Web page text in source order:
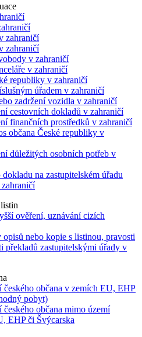
zahraničí
zahraničí
v zahraničí
v zahraničí
republiky v zahraničí
úřadem v zahraničí
zadržení vozidla v zahraničí
cestovních dokladů v zahraničí
finančních prostředků v zahraničí
občana České republiky v
důležitých osobních potřeb v
na zastupitelském úřadu
ověření, uznávání cizích
nebo kopie s listinou, pravosti
překladů zastupitelskými úřady v
českého občana v zemích EU, EHP
pobyt)
občana mimo území
EHP či Švýcarska